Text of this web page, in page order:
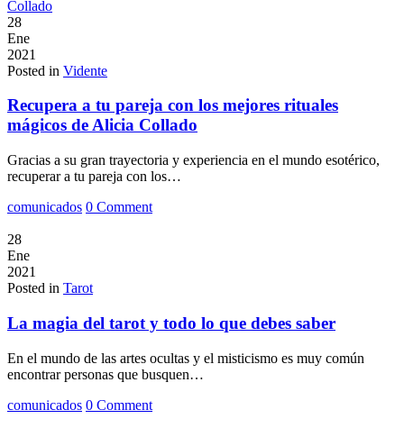
28
Ene
2021
Posted in Vidente
Recupera a tu pareja con los mejores rituales
mágicos de Alicia Collado
Gracias a su gran trayectoria y experiencia en el mundo esotérico,
recuperar a tu pareja con los…
comunicados 0 Comment
28
Ene
2021
Posted in Tarot
La magia del tarot y todo lo que debes saber
En el mundo de las artes ocultas y el misticismo es muy común
encontrar personas que busquen…
comunicados 0 Comment